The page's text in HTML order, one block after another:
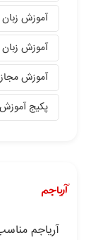
آموزش زبان
آموزش زبان
آموزش
پکیج آموزش
آریاجم
آریاجم